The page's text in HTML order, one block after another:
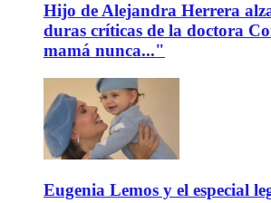
Hijo de Alejandra Herrera
duras críticas de la doctora
mamá nunca..."
Eugenia Lemos y el especial